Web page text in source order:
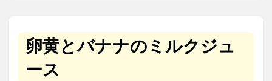
卵黄とバナナのミルクジュ
ース